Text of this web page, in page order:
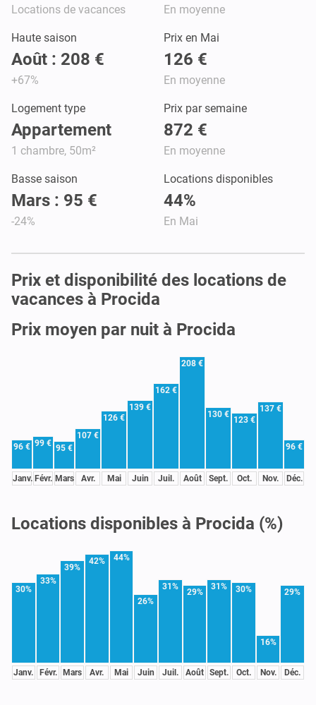
Locations de vacances En moyenne
Haute saison
Août : 208 €
+67%
Prix en Mai
126 €
En moyenne
Logement type
Appartement
1 chambre, 50m²
Prix par semaine
872 €
En moyenne
Basse saison
Mars : 95 €
-24%
Locations disponibles
44%
En Mai
Prix et disponibilité des locations de
vacances à Procida
Prix moyen par nuit à Procida
96 €
Janv.
99 €
Févr.
95 €
Mars
107 €
Avr.
126 €
Mai
139 €
Juin
162 €
Juil.
208 €
Août
130 €
Sept.
123 €
Oct.
137 €
Nov.
96 €
Déc.
Locations disponibles à Procida (%)
30%
Janv.
33%
Févr.
39%
Mars
42%
Avr.
44%
Mai
26%
Juin
31%
Juil.
29%
Août
31%
Sept.
30%
Oct.
16%
Nov.
29%
Déc.